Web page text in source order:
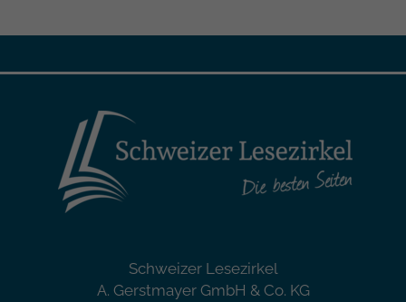
Schweizer Lesezirkel
A. Gerstmayer GmbH & Co. KG